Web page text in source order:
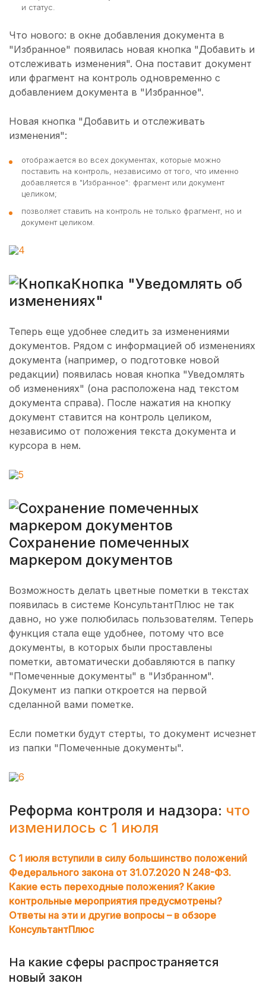
и статус.
Что нового: в окне добавления документа в
"Избранное" появилась новая кнопка "Добавить и
отслеживать изменения". Она поставит документ
или фрагмент на контроль одновременно с
добавлением документа в "Избранное".
Новая кнопка "Добавить и отслеживать
изменения":
отображается во всех документах, которые можно
поставить на контроль, независимо от того, что именно
добавляется в "Избранное": фрагмент или документ
целиком;
позволяет ставить на контроль не только фрагмент, но и
документ целиком.
Кнопка "Уведомлять об
изменениях"
Теперь еще удобнее следить за изменениями
документов. Рядом с информацией об изменениях
документа (например, о подготовке новой
редакции) появилась новая кнопка "Уведомлять
об изменениях" (она расположена над текстом
документа справа). После нажатия на кнопку
документ ставится на контроль целиком,
независимо от положения текста документа и
курсора в нем.
Сохранение помеченных
маркером документов
Возможность делать цветные пометки в текстах
появилась в системе КонсультантПлюс не так
давно, но уже полюбилась пользователям. Теперь
функция стала еще удобнее, потому что все
документы, в которых были проставлены
пометки, автоматически добавляются в папку
"Помеченные документы" в "Избранном".
Документ из папки откроется на первой
сделанной вами пометке.
Если пометки будут стерты, то документ исчезнет
из папки "Помеченные документы".
Реформа контроля и надзора: что
изменилось с 1 июля
С 1 июля вступили в силу большинство положений
Федерального закона от 31.07.2020 N 248-ФЗ.
Какие есть переходные положения? Какие
контрольные мероприятия предусмотрены?
Ответы на эти и другие вопросы – в обзоре
КонсультантПлюс
На какие сферы распространяется
новый закон